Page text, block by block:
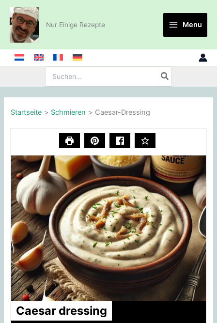
Zum
Inhalt
springen
Nur Einige Rezepte Menu
nach:
Startseite Schmieren Caesar-Dressing
Caesar dressing